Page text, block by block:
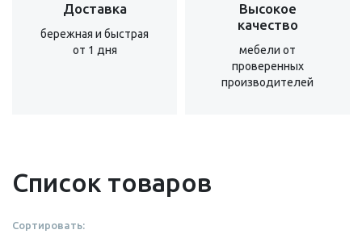
Доставка
бережная и быстрая
от 1 дня
Высокое
качество
мебели от
проверенных
производителей
Список товаров
Сортировать: